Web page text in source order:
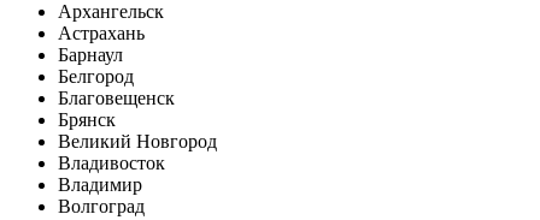
Архангельск
Астрахань
Барнаул
Белгород
Благовещенск
Брянск
Великий Новгород
Владивосток
Владимир
Волгоград